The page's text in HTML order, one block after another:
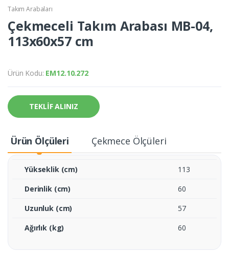
Takım Arabaları
Çekmeceli Takım Arabası MB-04,
113x60x57 cm
Ürün Kodu: EM12.10.272
TEKLİF ALINIZ
Ürün Ölçüleri Çekmece Ölçüleri
Yükseklik (cm)
113
Derinlik (cm)
60
Uzunluk (cm)
57
Ağırlık (kg)
60